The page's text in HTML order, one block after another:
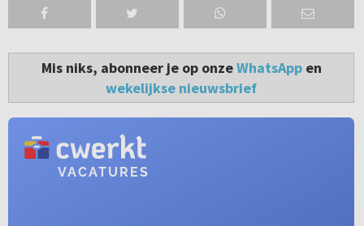
Mis niks, abonneer je op onzeWhatsAppen
wekelijkse nieuwsbrief